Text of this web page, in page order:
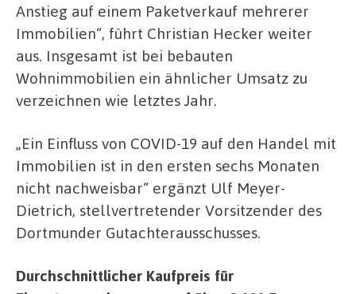
Anstieg auf einem Paketverkauf mehrerer
Immobilien“, führt Christian Hecker weiter
aus. Insgesamt ist bei bebauten
Wohnimmobilien ein ähnlicher Umsatz zu
verzeichnen wie letztes Jahr.
„Ein Einfluss von COVID-19 auf den Handel mit
Immobilien ist in den ersten sechs Monaten
nicht nachweisbar“ ergänzt Ulf Meyer-
Dietrich, stellvertretender Vorsitzender des
Dortmunder Gutachterausschusses.
Durchschnittlicher Kaufpreis für